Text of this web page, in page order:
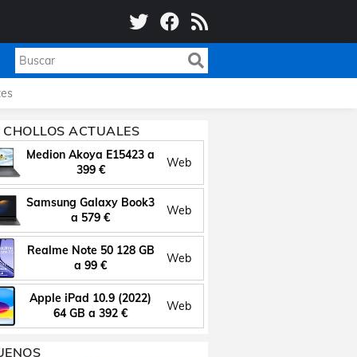
CHOLLOS ACTUALES
Medion Akoya E15423 a
399 €
Web
Samsung Galaxy Book3
a 579 €
Web
Realme Note 50 128 GB
a 99 €
Web
Apple iPad 10.9 (2022)
64 GB a 392 €
Web